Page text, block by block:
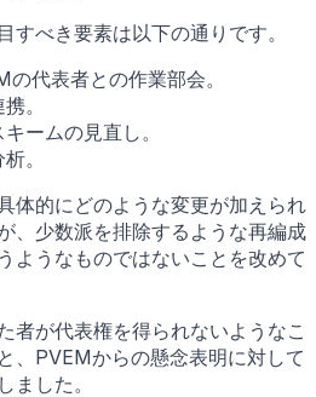
すべき要素は以下の通りです。
代表者との作業部会。
。
ームの見直し。
。
体的にどのような変更が加えられ
、少数派を排除するような再編成
ようなものではないことを改めて
者が代表権を得られないようなこ
、PVEMからの懸念表明に対して
ました。